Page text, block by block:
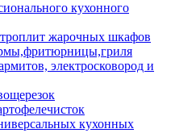
кухонного
жарочных шкафов
электросковород и
кухонных